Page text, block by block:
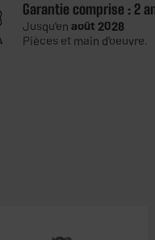
Garantie comprise : 2
Jusqu'en août 2028
Pièces et main d'oeuvre.